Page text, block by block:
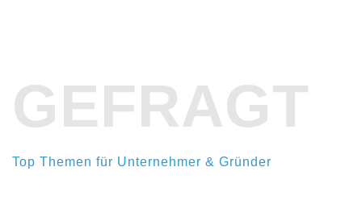
GEFRAGT
Top Themen für Unternehmer & Gründer